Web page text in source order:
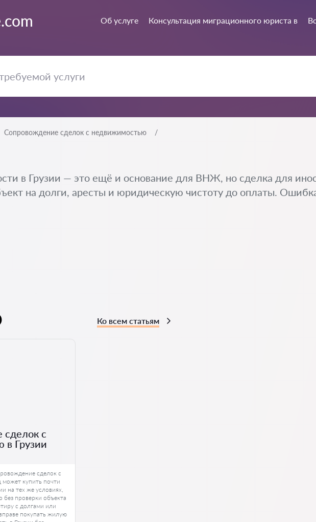
Об услуге Консультация миграционного юриста в
Сопровождение сделок с недвижимостью
в Грузии — это ещё и основание для ВНЖ, но сделка для
на долги, аресты и юридическую чистоту до оплаты.
Ко всем статьям
сделок с
в Грузии
сделок с
купить почти
на тех же условиях,
проверки объекта
с долгами или
покупать жилую